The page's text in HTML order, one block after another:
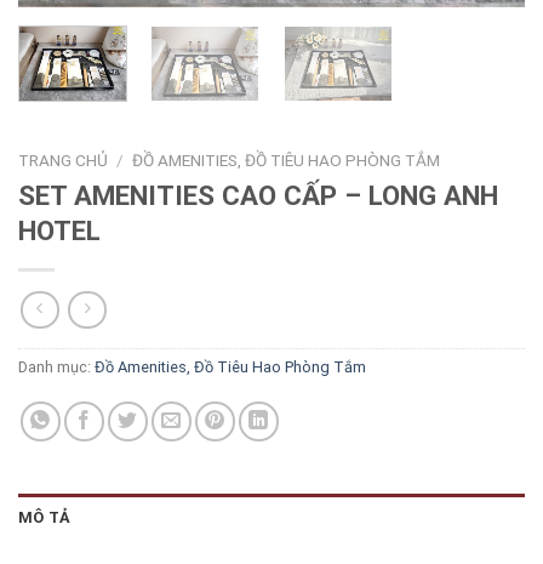
TRANG CHỦ / ĐỒ AMENITIES, ĐỒ TIÊU HAO PHÒNG TẮM
SET AMENITIES CAO CẤP – LONG ANH
HOTEL
Danh mục: Đồ Amenities, Đồ Tiêu Hao Phòng Tắm
MÔ TẢ